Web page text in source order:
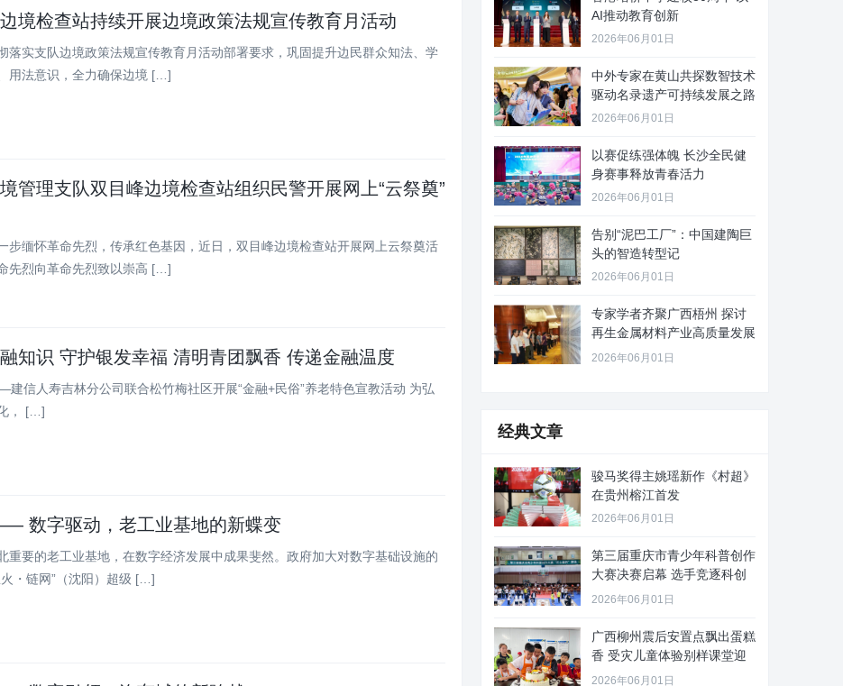
境检查站持续开展边境政策法规宣传教育月活动
落实支队边境政策法规宣传教育月活动部署要求，巩固提升边民群众知法、学
用法意识，全力确保边境 […]
管理支队双目峰边境检查站组织民警开展网上“云祭奠”
缅怀革命先烈，传承红色基因，近日，双目峰边境检查站开展网上云祭奠活
先烈向革命先烈致以崇高 […]
知识 守护银发幸福 清明青团飘香 传递金融温度
寿吉林分公司联合松竹梅社区开展“金融+民俗”养老特色宣教活动 为弘
， […]
数字驱动，老工业基地的新蝶变
重要的老工业基地，在数字经济发展中成果斐然。政府加大对数字基础设施的
・链网”（沈阳）超级 […]
AI推动教育创新
2026年06月01日
中外专家在黄山共探数智技术
驱动名录遗产可持续发展之路
2026年06月01日
以赛促练强体魄 长沙全民健
身赛事释放青春活力
2026年06月01日
告别“泥巴工厂”：中国建陶巨
头的智造转型记
2026年06月01日
专家学者齐聚广西梧州 探讨
再生金属材料产业高质量发展
路径
2026年06月01日
经典文章
骏马奖得主姚瑶新作《村超》
在贵州榕江首发
2026年06月01日
第三届重庆市青少年科普创作
大赛决赛启幕 选手竞逐科创
舞台
2026年06月01日
广西柳州震后安置点飘出蛋糕
香 受灾儿童体验别样课堂迎
“六
2026年06月01日